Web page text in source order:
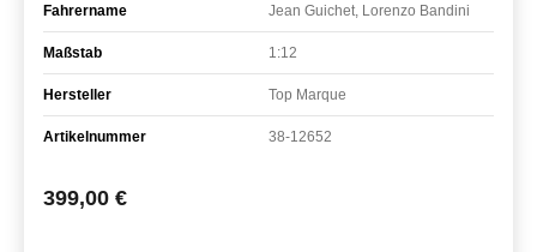
Fahrername Jean Guichet, Lorenzo Bandini
Maßstab 1:12
Hersteller Top Marque
Artikelnummer 38-12652
Regulärer Preis:
399,00 €